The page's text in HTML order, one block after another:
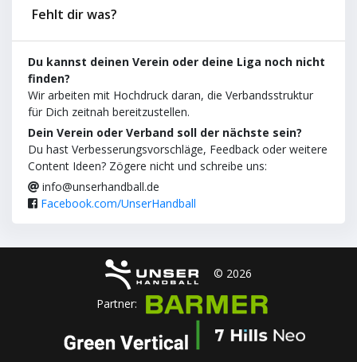
Fehlt dir was?
Du kannst deinen Verein oder deine Liga noch nicht
finden?
Wir arbeiten mit Hochdruck daran, die Verbandsstruktur
für Dich zeitnah bereitzustellen.
Dein Verein oder Verband soll der nächste sein?
Du hast Verbesserungsvorschläge, Feedback oder weitere
Content Ideen? Zögere nicht und schreibe uns:
info@unserhandball.de
Facebook.com/UnserHandball
© 2026
Partner: